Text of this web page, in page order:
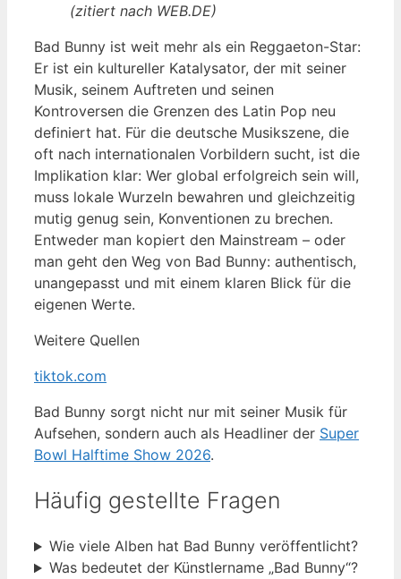
(zitiert nach WEB.DE)
Bad Bunny ist weit mehr als ein Reggaeton-Star:
Er ist ein kultureller Katalysator, der mit seiner
Musik, seinem Auftreten und seinen
Kontroversen die Grenzen des Latin Pop neu
definiert hat. Für die deutsche Musikszene, die
oft nach internationalen Vorbildern sucht, ist die
Implikation klar: Wer global erfolgreich sein will,
muss lokale Wurzeln bewahren und gleichzeitig
mutig genug sein, Konventionen zu brechen.
Entweder man kopiert den Mainstream – oder
man geht den Weg von Bad Bunny: authentisch,
unangepasst und mit einem klaren Blick für die
eigenen Werte.
Weitere Quellen
tiktok.com
Bad Bunny sorgt nicht nur mit seiner Musik für
Aufsehen, sondern auch als Headliner der Super
Bowl Halftime Show 2026.
Häufig gestellte Fragen
Wie viele Alben hat Bad Bunny veröffentlicht?
Was bedeutet der Künstlername „Bad Bunny“?